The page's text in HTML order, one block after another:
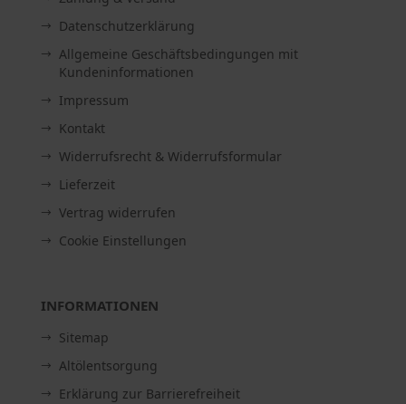
Datenschutzerklärung
Allgemeine Geschäftsbedingungen mit
Kundeninformationen
Impressum
Kontakt
Widerrufsrecht & Widerrufsformular
Lieferzeit
Vertrag widerrufen
Cookie Einstellungen
INFORMATIONEN
Sitemap
Altölentsorgung
Erklärung zur Barrierefreiheit